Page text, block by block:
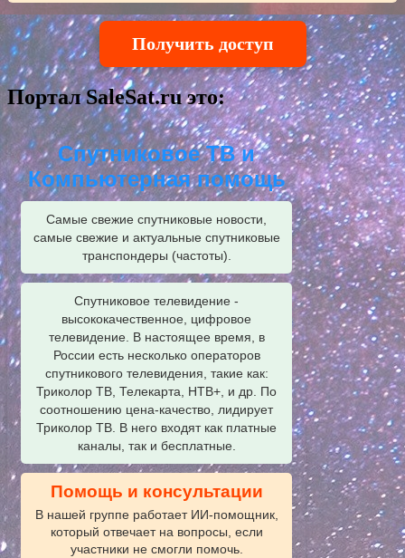
Получить доступ
Портал SaleSat.ru это:
Спутниковое ТВ и
Компьютерная помощь
Самые свежие спутниковые новости,
самые свежие и актуальные спутниковые
транспондеры (частоты).
Спутниковое телевидение -
высококачественное, цифровое
телевидение. В настоящее время, в
России есть несколько операторов
спутникового телевидения, такие как:
Триколор ТВ, Телекарта, НТВ+, и др. По
соотношению цена-качество, лидирует
Триколор ТВ. В него входят как платные
каналы, так и бесплатные.
Помощь и консультации
В нашей группе работает ИИ‑помощник,
который отвечает на вопросы, если
участники не смогли помочь.